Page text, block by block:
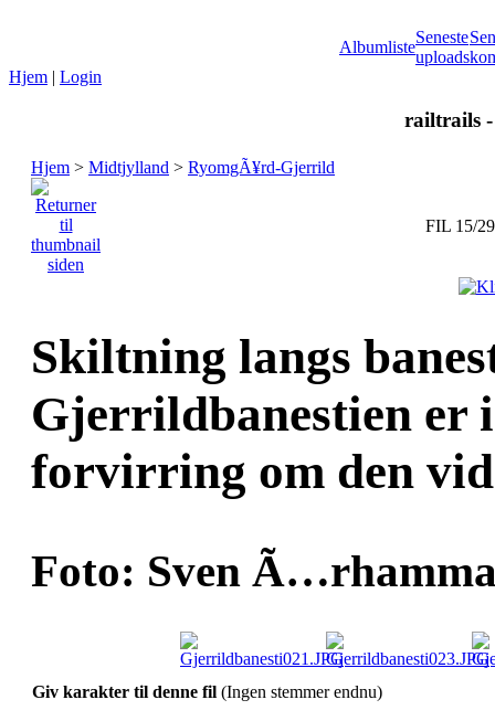
Albumliste
Seneste
uploads
Hjem | Login
railtrails
Hjem > Midtjylland > RyomgÃ¥rd-Gjerrild
FIL 15/29
Skiltning langs
Gjerrildbanestien er
forvirring om den
Foto: Sven
Giv karakter til denne fil (Ingen stemmer endnu)